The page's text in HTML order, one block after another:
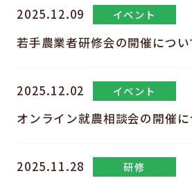
2025.12.09 イベント
若手農業者研修会の開催につい
2025.12.02 イベント
オンライン就農相談会の開催に
2025.11.28 研修